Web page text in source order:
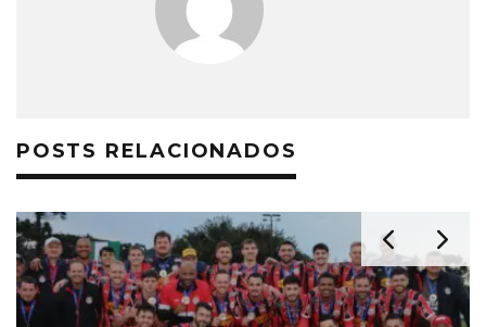
POSTS RELACIONADOS